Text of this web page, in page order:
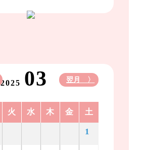
2025 03 翌月 〉
火 水 木 金 土
1